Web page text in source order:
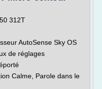
312T
AutoSense Sky OS
de réglages
Calme, Parole dans le